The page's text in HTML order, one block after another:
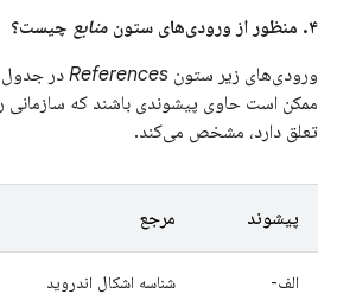
۴. منظور از ورودی‌های ستون منابع چیست؟
ورودی‌های زیر ستون References در جدول
ممکن است حاوی پیشوندی باشند که سازمانی
تعلق دارد، مشخص می‌کند.
پیشوند مرجع
الف- شناسه اشکال اندروید